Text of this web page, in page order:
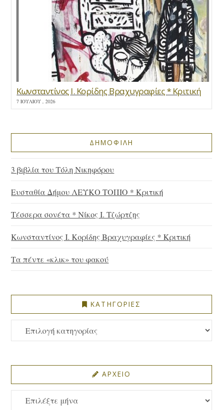
Κωνσταντίνος Ι. Κορίδης Βραχυγραφίες * Κριτική
7 ΙΟΥΛΊΟΥ , 2026
ΔΗΜΟΦΙΛΗ
3 βιβλία του Τόλη Νικηφόρου
Ευσταθία Δήμου ΛΕΥΚΟ ΤΟΠΙΟ * Κριτική
Τέσσερα σονέτα * Νίκος Ι. Τζώρτζης
Κωνσταντίνος Ι. Κορίδης Βραχυγραφίες * Κριτική
Τα πέντε «κλικ» του φακού
ΚΑΤΗΓΟΡΙΕΣ
ΚΑΤΗΓΟΡΙΕΣ
ΑΡΧΕΙΟ
ΑΡΧΕΙΟ